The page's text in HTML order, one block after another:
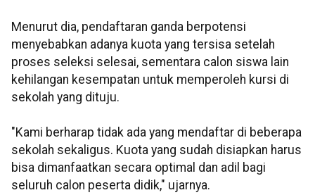
Menurut dia, pendaftaran ganda berpotensi
menyebabkan adanya kuota yang tersisa setelah
proses seleksi selesai, sementara calon siswa lain
kehilangan kesempatan untuk memperoleh kursi di
sekolah yang dituju.
"Kami berharap tidak ada yang mendaftar di beberapa
sekolah sekaligus. Kuota yang sudah disiapkan harus
bisa dimanfaatkan secara optimal dan adil bagi
seluruh calon peserta didik," ujarnya.